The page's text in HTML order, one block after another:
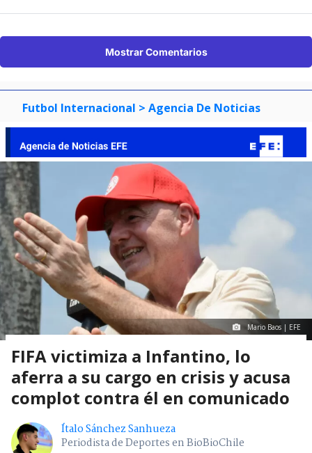
Mostrar Comentarios
Futbol Internacional > Agencia De Noticias
Mario Baos | EFE
FIFA victimiza a Infantino, lo
aferra a su cargo en crisis y acusa
complot contra él en comunicado
Ítalo Sánchez Sanhueza
Periodista de Deportes en BioBioChile